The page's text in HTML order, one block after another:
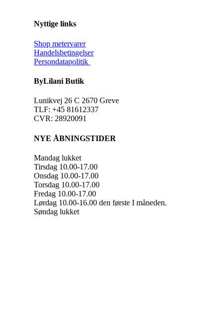
Nyttige links
Shop metervarer
Handelsbetingelser
Persondatapolitik
ByLilani Butik
Lunikvej 26 C 2670 Greve
TLF: +45 81612337
CVR: 28920091
NYE ÅBNINGSTIDER
Mandag lukket
Tirsdag 10.00-17.00
Onsdag 10.00-17.00
Torsdag 10.00-17.00
Fredag 10.00-17.00
Lørdag 10.00-16.00 den første I måneden.
Søndag lukket